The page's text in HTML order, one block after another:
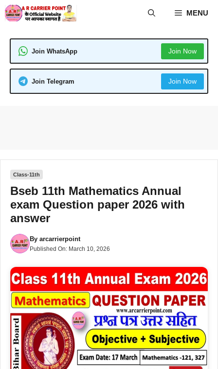
Skip
to
MENU
Join WhatsApp Join Now
Join Telegram Join Now
Class-11th
Bseb 11th Mathematics Annual
exam Question paper 2026 with
answer
By arcarrierpoint
Published On: March 10, 2026